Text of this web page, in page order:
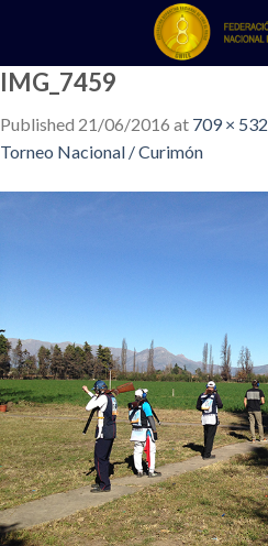
content
IMG_7459
Published 21/06/2016 at 709 × 532
Torneo Nacional / Curimón